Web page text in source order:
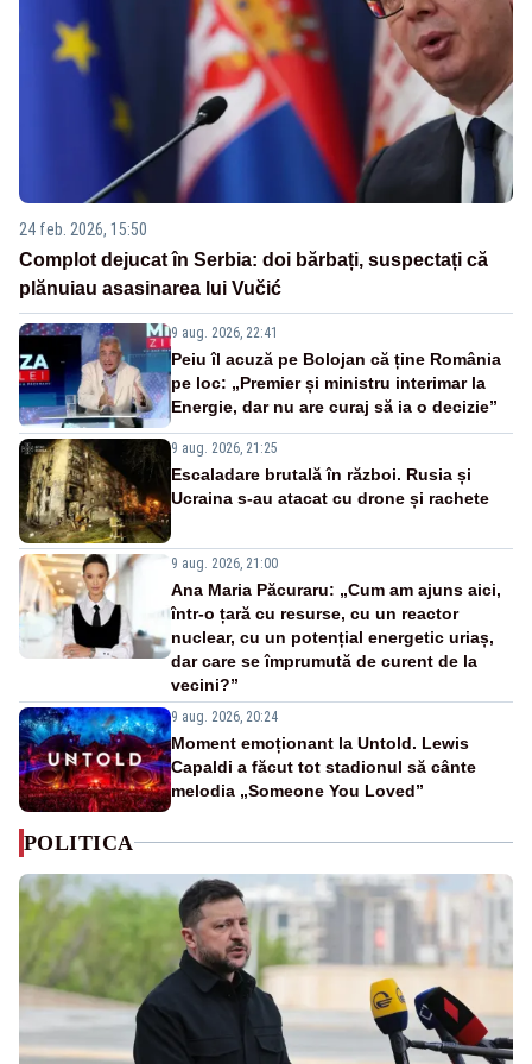
24 feb. 2026, 15:50
Complot dejucat în Serbia: doi bărbați, suspectați că
plănuiau asasinarea lui Vučić
9 aug. 2026, 22:41
Peiu îl acuză pe Bolojan că ține România
pe loc: „Premier și ministru interimar la
Energie, dar nu are curaj să ia o decizie”
9 aug. 2026, 21:25
Escaladare brutală în război. Rusia și
Ucraina s-au atacat cu drone și rachete
9 aug. 2026, 21:00
Ana Maria Păcuraru: „Cum am ajuns aici,
într-o țară cu resurse, cu un reactor
nuclear, cu un potențial energetic uriaș,
dar care se împrumută de curent de la
vecini?”
9 aug. 2026, 20:24
Moment emoționant la Untold. Lewis
Capaldi a făcut tot stadionul să cânte
melodia „Someone You Loved”
POLITICA